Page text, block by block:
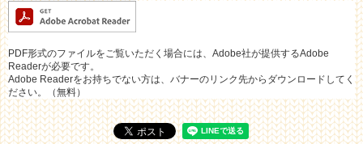
PDF形式のファイルをご覧いただく場合には、Adobe社が提供するAdobe
Readerが必要です。
Adobe Readerをお持ちでない方は、バナーのリンク先からダウンロードしてく
ださい。（無料）